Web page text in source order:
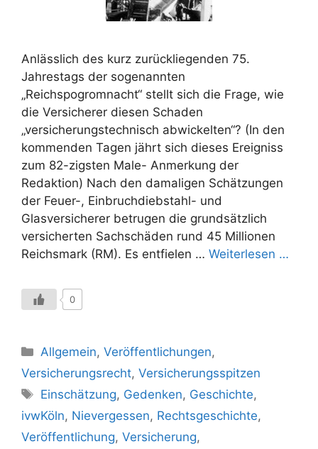
Anlässlich des kurz zurückliegenden 75.
Jahrestags der sogenannten
„Reichspogromnacht“ stellt sich die Frage, wie
die Versicherer diesen Schaden
„versicherungstechnisch abwickelten“? (In den
kommenden Tagen jährt sich dieses Ereigniss
zum 82-zigsten Male- Anmerkung der
Redaktion) Nach den damaligen Schätzungen
der Feuer-, Einbruchdiebstahl- und
Glasversicherer betrugen die grundsätzlich
versicherten Sachschäden rund 45 Millionen
Reichsmark (RM). Es entfielen … Weiterlesen …
0
Kategorien
Allgemein,Veröffentlichungen,
Versicherungsrecht, Versicherungsspitzen
Schlagwörter
Einschätzung, Gedenken, Geschichte,
ivwKöln, Nievergessen, Rechtsgeschichte,
Veröffentlichung, Versicherung,